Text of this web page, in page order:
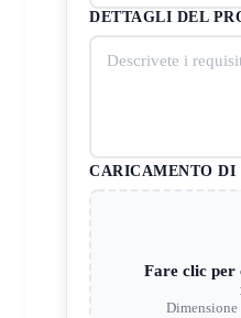
DETTAGLI DEL
CARICAMENTO
Fare clic per